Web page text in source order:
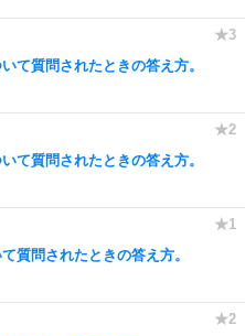
て質問されたときの答え方。
て質問されたときの答え方。
質問されたときの答え方。